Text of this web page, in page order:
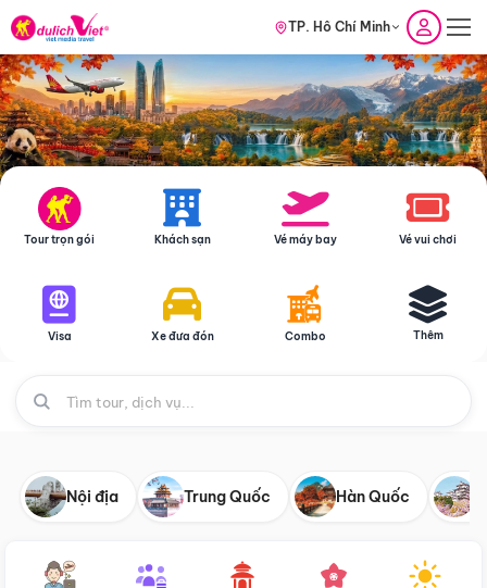
TP. Hồ Chí Minh
Tour trọn gói Khách sạn Vé máy bay Vé vui chơi
Visa Xe đưa đón Combo Thêm
Nội địa Trung Quốc Hàn Quốc